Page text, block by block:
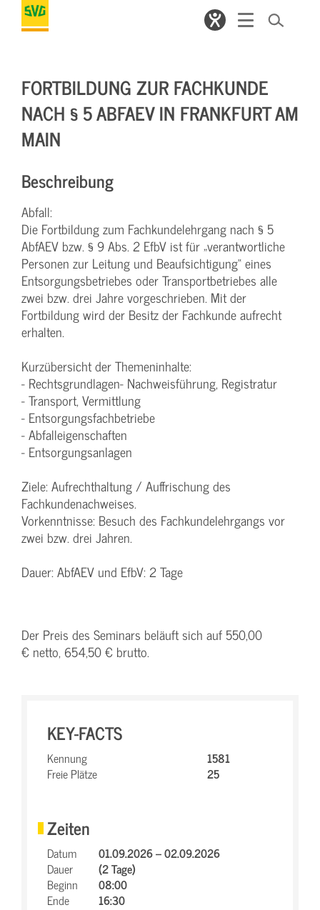
FORTBILDUNG ZUR FACHKUNDE
NACH § 5 ABFAEV IN FRANKFURT AM
MAIN
Beschreibung
Abfall:
Die Fortbildung zum Fachkundelehrgang nach § 5
AbfAEV bzw. § 9 Abs. 2 EfbV ist für „verantwortliche
Personen zur Leitung und Beaufsichtigung“ eines
Entsorgungsbetriebes oder Transportbetriebes alle
zwei bzw. drei Jahre vorgeschrieben. Mit der
Fortbildung wird der Besitz der Fachkunde aufrecht
erhalten.
Kurzübersicht der Themeninhalte:
- Rechtsgrundlagen- Nachweisführung, Registratur
- Transport, Vermittlung
- Entsorgungsfachbetriebe
- Abfalleigenschaften
- Entsorgungsanlagen
Ziele: Aufrechthaltung / Auffrischung des
Fachkundenachweises.
Vorkenntnisse: Besuch des Fachkundelehrgangs vor
zwei bzw. drei Jahren.
Dauer: AbfAEV und EfbV: 2 Tage
Der Preis des Seminars beläuft sich auf 550,00
€ netto, 654,50 € brutto.
KEY-FACTS
Kennung
1581
Freie Plätze
25
Zeiten
Datum
01.09.2026 – 02.09.2026
Dauer
(2 Tage)
Beginn
08:00
Ende
16:30